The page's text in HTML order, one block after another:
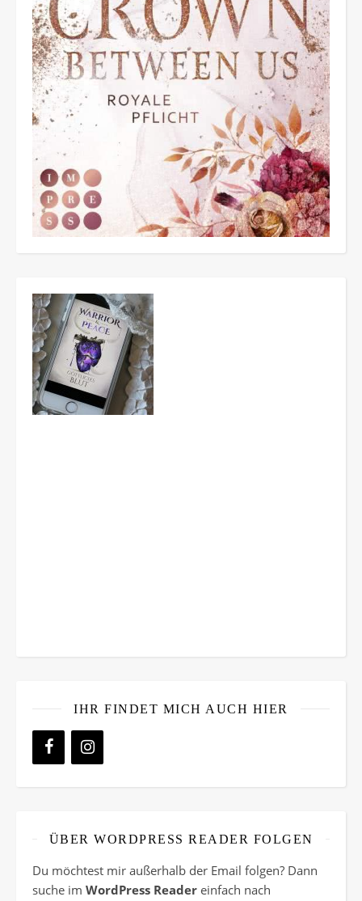
IHR FINDET MICH AUCH HIER
ÜBER WORDPRESS READER FOLGEN
Du möchtest mir außerhalb der Email folgen? Dann
suche im WordPress Reader einfach nach